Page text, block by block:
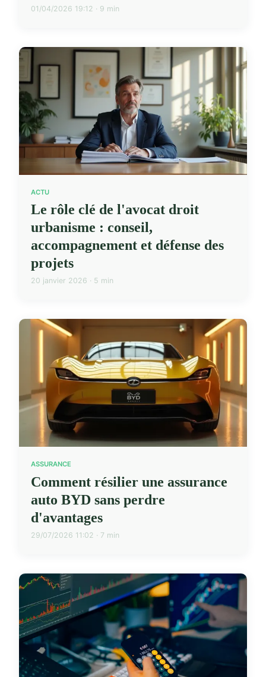
01/04/2026 19:12 · 9 min
ACTU
Le rôle clé de l'avocat droit
urbanisme : conseil,
accompagnement et défense des
projets
20 janvier 2026 · 5 min
ASSURANCE
Comment résilier une assurance
auto BYD sans perdre
d'avantages
29/07/2026 11:02 · 7 min